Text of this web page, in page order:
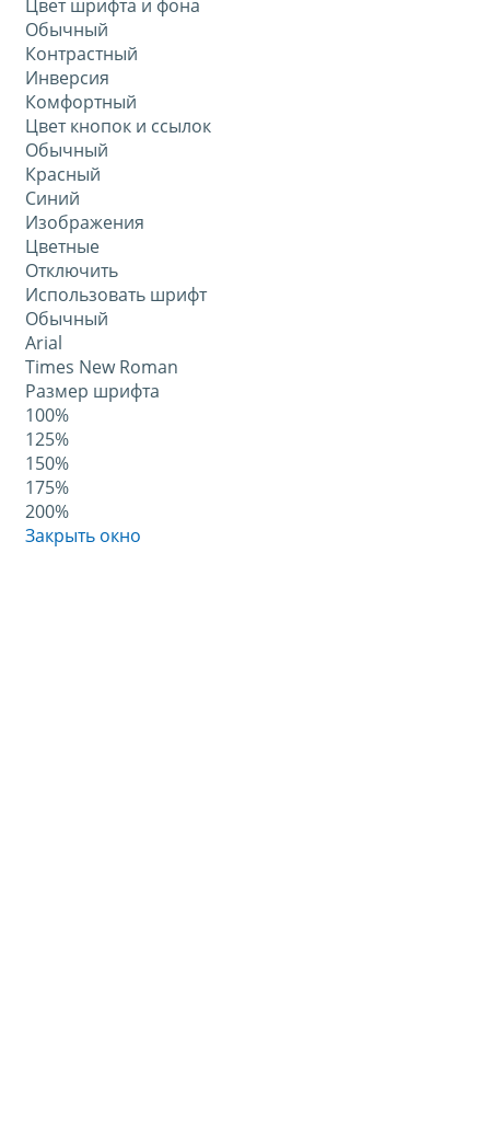
Цвет шрифта и фона
Обычный
Контрастный
Инверсия
Комфортный
Цвет кнопок и ссылок
Обычный
Красный
Синий
Изображения
Цветные
Отключить
Использовать шрифт
Обычный
Arial
Times New Roman
Размер шрифта
100%
125%
150%
175%
200%
Закрыть окно